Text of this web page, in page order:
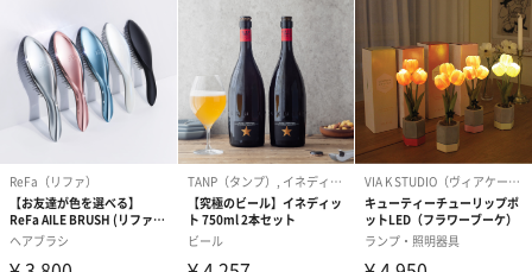
結婚祝いギフトへの＋αにおすすめです。新生活を彩るギフトオプ
ションをご用意いたしました。
商品と同梱してお届けいたします。